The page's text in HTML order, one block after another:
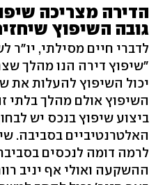
הדירה מצריכה
גובה השיפוץ
לדברי חיים מסילתי,
"שיפוץ דירה הנו מהלך
יכול השיפוץ להעלות את
השיפוץ אולם מהלך בלתי
ביצוע שיפוץ בנכס יש
האלטרנטיביים בסביבה.
לרמה דומה לנכסים
ההשקעה ואולי אף יניב